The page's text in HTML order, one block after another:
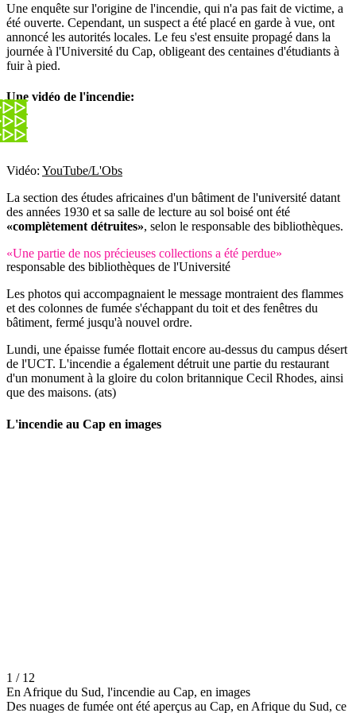
Une enquête sur l'origine de l'incendie, qui n'a pas fait de victime, a
été ouverte. Cependant, un suspect a été placé en garde à vue, ont
annoncé les autorités locales. Le feu s'est ensuite propagé dans la
journée à l'Université du Cap, obligeant des centaines d'étudiants à
fuir à pied.
Une vidéo de l'incendie:
Vidéo: YouTube/L'Obs
La section des études africaines d'un bâtiment de l'université datant
des années 1930 et sa salle de lecture au sol boisé ont été
«complètement détruites», selon le responsable des bibliothèques.
«Une partie de nos précieuses collections a été perdue»
responsable des bibliothèques de l'Université
Les photos qui accompagnaient le message montraient des flammes
et des colonnes de fumée s'échappant du toit et des fenêtres du
bâtiment, fermé jusqu'à nouvel ordre.
Lundi, une épaisse fumée flottait encore au-dessus du campus désert
de l'UCT. L'incendie a également détruit une partie du restaurant
d'un monument à la gloire du colon britannique Cecil Rhodes, ainsi
que des maisons. (ats)
L'incendie au Cap en images
1 / 12
En Afrique du Sud, l'incendie au Cap, en images
Des nuages de fumée ont été aperçus au Cap, en Afrique du Sud, ce